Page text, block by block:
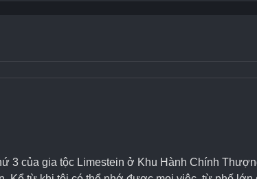
3 của gia tộc Limestein ở Khu Hành Chính